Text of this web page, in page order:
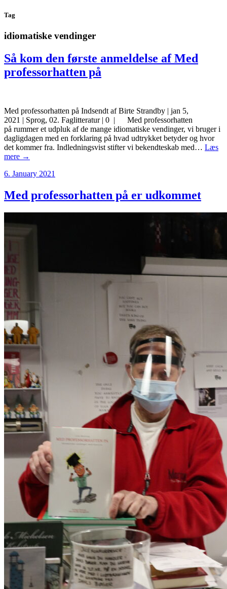
Tag
idiomatiske vendinger
Så kom den første anmeldelse af Med
professorhatten på
Med professorhatten på Indsendt af Birte Strandby | jan 5,
2021 | Sprog, 02. Faglitteratur | 0 | Med professorhatten
på rummer et udpluk af de mange idiomatiske vendinger, vi bruger i
dagligdagen med en forklaring på hvad udtrykket betyder og hvor
det kommer fra. Indledningsvist stifter vi bekendteskab med… Læs
mere →
6. January 2021
Med professorhatten på er udkommet